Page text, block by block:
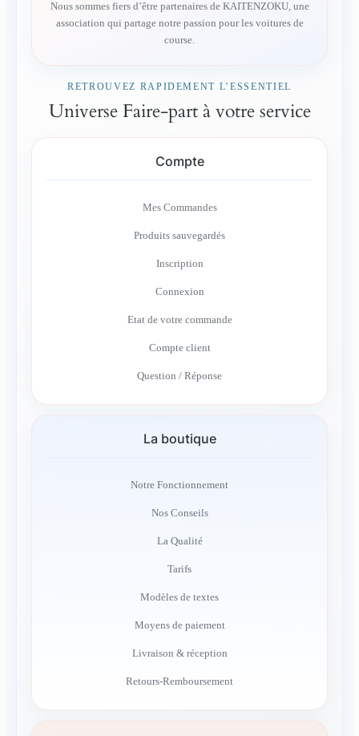
Nous sommes fiers d’être partenaires de KAITENZOKU, une
association qui partage notre passion pour les voitures de
course.
RETROUVEZ RAPIDEMENT L’ESSENTIEL
Universe Faire-part à votre service
Compte
Mes Commandes
Produits sauvegardés
Inscription
Connexion
Etat de votre commande
Compte client
Question / Réponse
La boutique
Notre Fonctionnement
Nos Conseils
La Qualité
Tarifs
Modèles de textes
Moyens de paiement
Livraison & réception
Retours-Remboursement